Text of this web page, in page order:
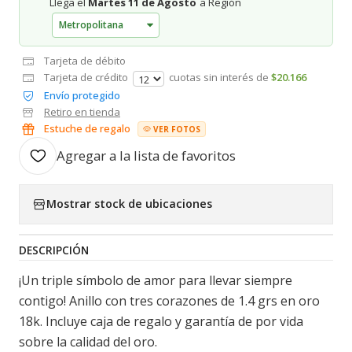
Tarjeta de débito
Tarjeta de crédito
cuotas sin interés de $20.166
Envío protegido
Retiro en tienda
Estuche de regalo
VER FOTOS
Agregar a la lista de favoritos
Mostrar stock de ubicaciones
DESCRIPCIÓN
¡Un triple símbolo de amor para llevar siempre
contigo! Anillo con tres corazones de 1.4 grs en oro
18k. Incluye caja de regalo y garantía de por vida
sobre la calidad del oro.